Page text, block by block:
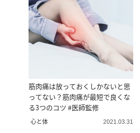
筋肉痛は放っておくしかないと思
ってない？筋肉痛が最短で良くな
る3つのコツ #医師監修
心と体 2021.03.31